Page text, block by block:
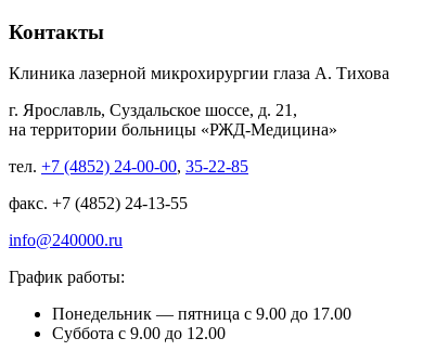
Контакты
Клиника лазерной микрохирургии глаза А. Тихова
г. Ярославль, Суздальское шоссе, д. 21,
на территории больницы «РЖД-Медицина»
тел. +7 (4852) 24-00-00, 35-22-85
факс. +7 (4852) 24-13-55
info@240000.ru
График работы:
Понедельник — пятница с 9.00 до 17.00
Суббота с 9.00 до 12.00